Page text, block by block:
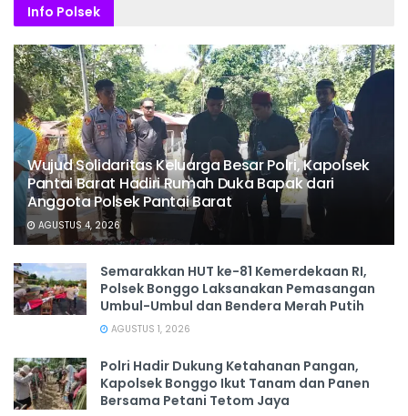
Info Polsek
Wujud Solidaritas Keluarga Besar Polri, Kapolsek
Pantai Barat Hadiri Rumah Duka Bapak dari
Anggota Polsek Pantai Barat
AGUSTUS 4, 2026
Semarakkan HUT ke-81 Kemerdekaan RI,
Polsek Bonggo Laksanakan Pemasangan
Umbul-Umbul dan Bendera Merah Putih
AGUSTUS 1, 2026
Polri Hadir Dukung Ketahanan Pangan,
Kapolsek Bonggo Ikut Tanam dan Panen
Bersama Petani Tetom Jaya